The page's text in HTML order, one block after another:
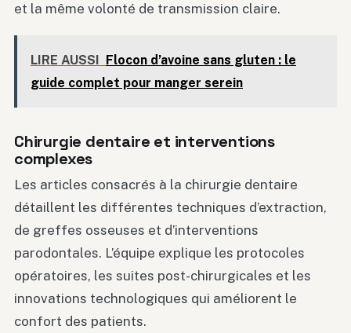
et la même volonté de transmission claire.
LIRE AUSSI Flocon d’avoine sans gluten : le
guide complet pour manger serein
Chirurgie dentaire et interventions
complexes
Les articles consacrés à la chirurgie dentaire
détaillent les différentes techniques d’extraction,
de greffes osseuses et d’interventions
parodontales. L’équipe explique les protocoles
opératoires, les suites post-chirurgicales et les
innovations technologiques qui améliorent le
confort des patients.